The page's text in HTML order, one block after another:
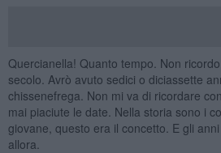
Quercianella! Quanto tempo. Non
secolo. Avrò avuto sedici o diciassette
chissenefrega. Non mi va di ricordare
mai piaciute le date. Nella storia sono i
giovane, questo era il concetto. E gli
allora.